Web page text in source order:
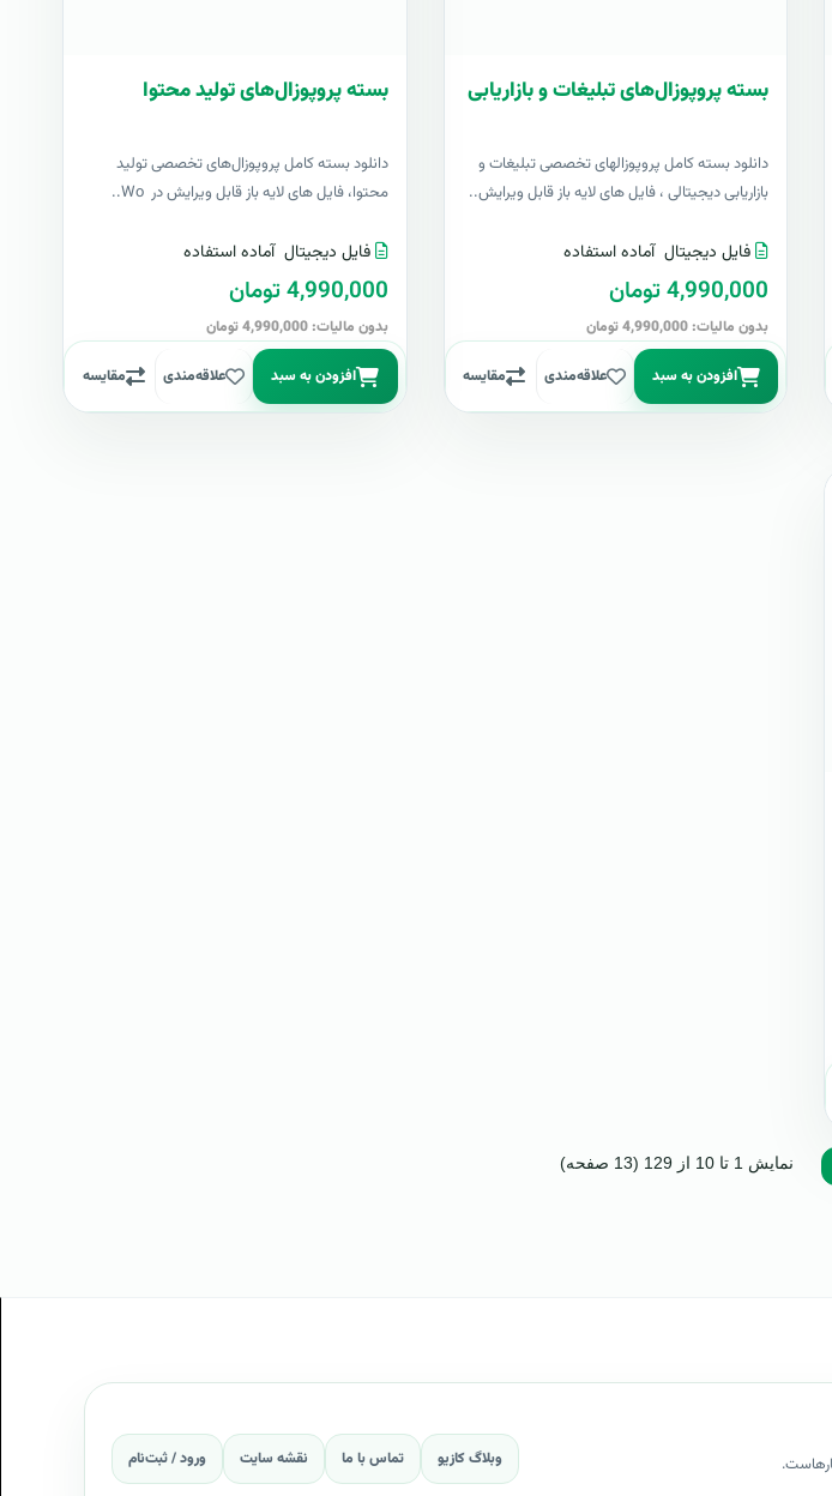
بسته پروپوزال‌های تبلیغات و بازاریابی
دانلود بسته کامل پروپوزالهای تخصصی تبلیغات و
بازاریابی دیجیتالی ، فایل های لایه باز قابل ویرایش..
فایل دیجیتال آماده استفاده
4,990,000 تومان
بدون مالیات: 4,990,000 تومان
افزودن به سبد علاقه‌مندی مقایسه
بسته پروپوزال‌های تولید محتوا
دانلود بسته کامل پروپوزال‌های تخصصی تولید
محتوا، فایل های لایه باز قابل ویرایش در Wo..
فایل دیجیتال آماده استفاده
4,990,000 تومان
بدون مالیات: 4,990,000 تومان
افزودن به سبد علاقه‌مندی مقایسه
نمایش 1 تا 10 از 129 (13 صفحه)
وبلاگ کازیو تماس با ما نقشه سایت ورود / ثبت‌نام